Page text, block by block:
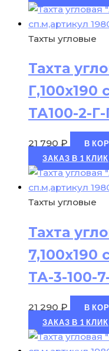
Тахты угловые
Тахта
Г,100х190
ТА100-2-
21 790 ₽
В
ЗАКАЗ В 1 КЛИК
Тахты угловые
Тахта
7,100х190
ТА-3-100-
21 290 ₽
В
ЗАКАЗ В 1 КЛИК